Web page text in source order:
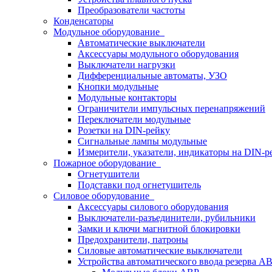
Преобразователи частоты
Конденсаторы
Модульное оборудование
Автоматические выключатели
Аксессуары модульного оборудования
Выключатели нагрузки
Дифференциальные автоматы, УЗО
Кнопки модульные
Модульные контакторы
Ограничители импульсных перенапряжений
Переключатели модульные
Розетки на DIN-рейку
Сигнальные лампы модульные
Измерители, указатели, индикаторы на DIN-
Пожарное оборудование
Огнетушители
Подставки под огнетушитель
Силовое оборудование
Аксессуары силового оборудования
Выключатели-разъединители, рубильники
Замки и ключи магнитной блокировки
Предохранители, патроны
Силовые автоматические выключатели
Устройства автоматического ввода резерва